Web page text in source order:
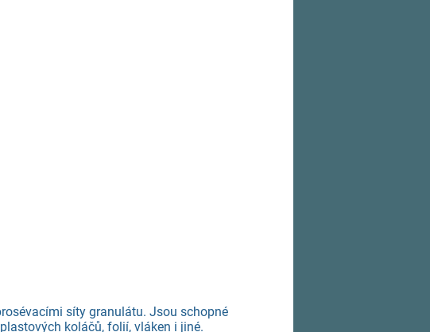
síty granulátu. Jsou schopné
koláčů, folií, vláken i jiné.